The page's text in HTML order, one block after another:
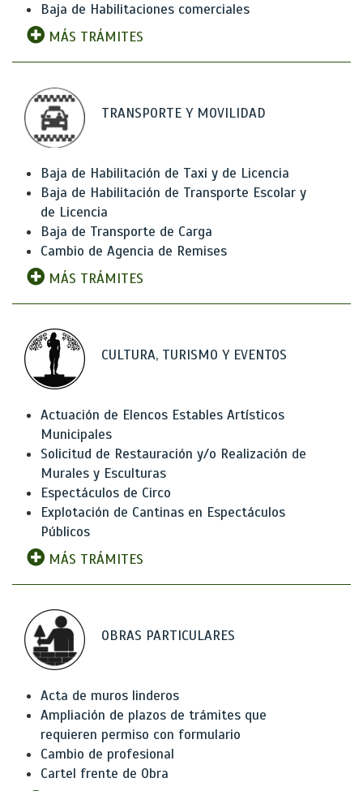
Baja de Habilitaciones comerciales
MÁS TRÁMITES
TRANSPORTE Y MOVILIDAD
Baja de Habilitación de Taxi y de Licencia
Baja de Habilitación de Transporte Escolar y
de Licencia
Baja de Transporte de Carga
Cambio de Agencia de Remises
MÁS TRÁMITES
CULTURA, TURISMO Y EVENTOS
Actuación de Elencos Estables Artísticos
Municipales
Solicitud de Restauración y/o Realización de
Murales y Esculturas
Espectáculos de Circo
Explotación de Cantinas en Espectáculos
Públicos
MÁS TRÁMITES
OBRAS PARTICULARES
Acta de muros linderos
Ampliación de plazos de trámites que
requieren permiso con formulario
Cambio de profesional
Cartel frente de Obra